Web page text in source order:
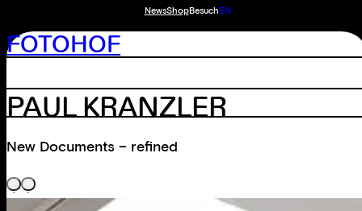
NewsShopBesuchEN
FOTOHOF
PAUL KRANZLER
New Documents – refined